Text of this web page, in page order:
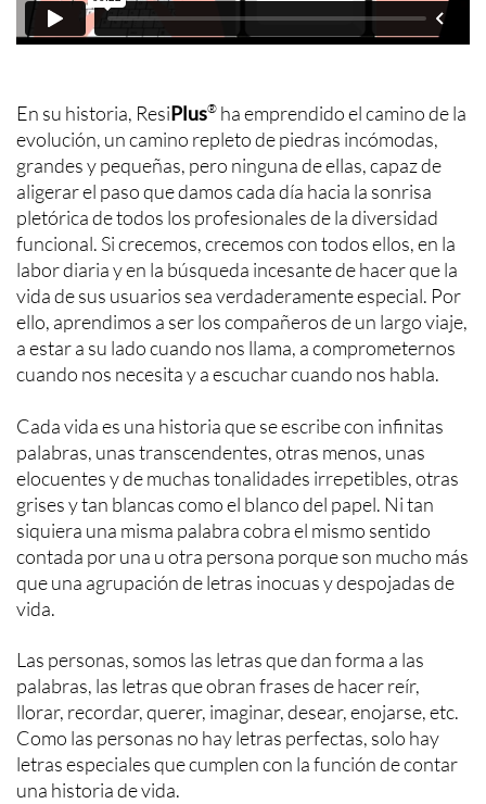
En su historia, ResiPlus® ha emprendido el camino de la
evolución, un camino repleto de piedras incómodas,
grandes y pequeñas, pero ninguna de ellas, capaz de
aligerar el paso que damos cada día hacia la sonrisa
pletórica de todos los profesionales de la diversidad
funcional. Si crecemos, crecemos con todos ellos, en la
labor diaria y en la búsqueda incesante de hacer que la
vida de sus usuarios sea verdaderamente especial. Por
ello, aprendimos a ser los compañeros de un largo viaje,
a estar a su lado cuando nos llama, a comprometernos
cuando nos necesita y a escuchar cuando nos habla.
Cada vida es una historia que se escribe con infinitas
palabras, unas transcendentes, otras menos, unas
elocuentes y de muchas tonalidades irrepetibles, otras
grises y tan blancas como el blanco del papel. Ni tan
siquiera una misma palabra cobra el mismo sentido
contada por una u otra persona porque son mucho más
que una agrupación de letras inocuas y despojadas de
vida.
Las personas, somos las letras que dan forma a las
palabras, las letras que obran frases de hacer reír,
llorar, recordar, querer, imaginar, desear, enojarse, etc.
Como las personas no hay letras perfectas, solo hay
letras especiales que cumplen con la función de contar
una historia de vida.